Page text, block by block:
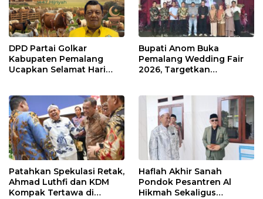
DPD Partai Golkar
Kabupaten Pemalang
Ucapkan Selamat Hari
Bupati Anom Buka
Pemalang Wedding Fair
2026, Targetkan
Patahkan Spekulasi Retak,
Ahmad Luthfi dan KDM
Kompak Tertawa di
Haflah Akhir Sanah
Pondok Pesantren Al
Hikmah Sekaligus